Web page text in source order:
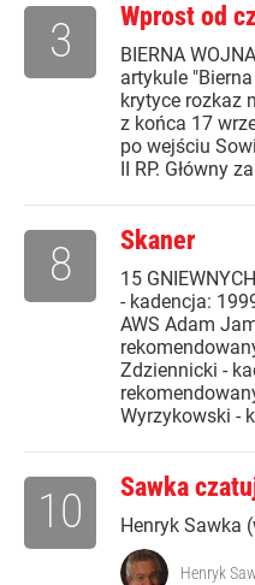
Wprost od
BIERNA
artykule
krytyce rozkaz
z końca 17
po wejściu
II RP. Główny
3
Skaner
15
- kadencja:
AWS Adam
Zdziennicki -
Wyrzykowski -
8
Sawka
Henryk Sawka
10
Henryk